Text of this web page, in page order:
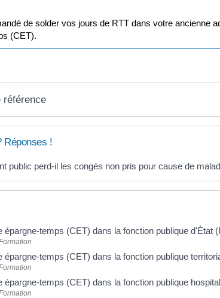
de solder vos jours de RTT dans votre ancienne
(CET).
référence
Réponses !
public perd-il les congés non pris pour cause de
épargne-temps (CET) dans la fonction publique d'État
épargne-temps (CET) dans la fonction publique
épargne-temps (CET) dans la fonction publique